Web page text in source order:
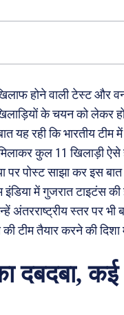
होने वाली टेस्ट और
के चयन को लेकर
यह रही कि भारतीय टीम
कुल 11 खिलाड़ी
पर पोस्ट साझा कर इस
इंडिया में गुजरात टाइटंस
स्तर पर भी
टीम तैयार करने की
दबदबा, कई